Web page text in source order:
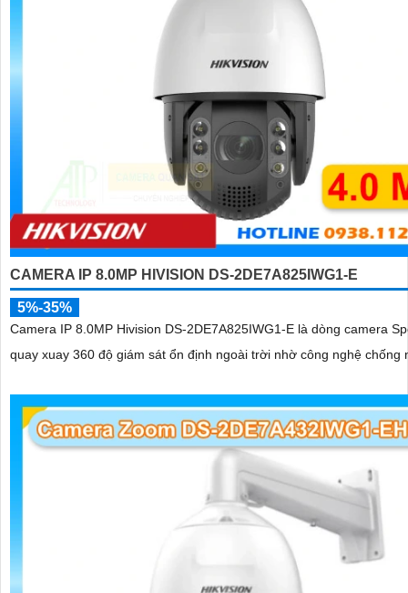
CAMERA IP 8.0MP HIVISION DS-2DE7A825IWG1-E
5%-35%
Camera IP 8.0MP Hivision DS-2DE7A825IWG1-E là dòng camera
quay xuay 360 độ giám sát ổn định ngoài trời nhờ công nghệ chống